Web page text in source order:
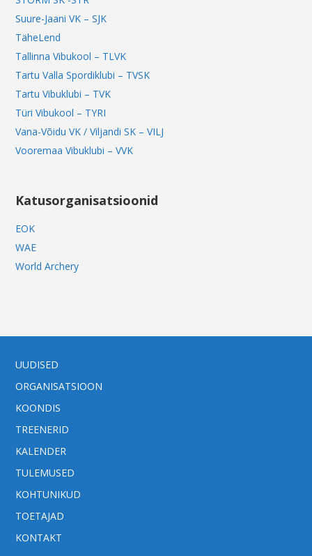
Suure-Jaani VK – SJK
TäheLend
Tallinna Vibukool – TLVK
Tartu Valla Spordiklubi – TVSK
Tartu Vibuklubi – TVK
Türi Vibukool – TYRI
Vana-Võidu VK / Viljandi SK – VILJ
Vooremaa Vibuklubi – VVK
Katusorganisatsioonid
EOK
WAE
World Archery
UUDISED
ORGANISATSIOON
KOONDIS
TREENERID
KALENDER
TULEMUSED
KOHTUNIKUD
TOETAJAD
KONTAKT